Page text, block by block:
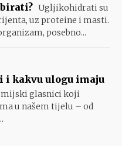
Ugljikohidrati su
uz proteine i masti.
posebno...
i kakvu ulogu imaju
glasnici koji
u našem tijelu – od